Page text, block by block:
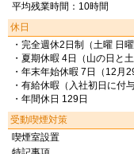
平均残業時間：10時間
休日
・完全週休2日制（土曜 日曜
・夏期休暇 4日（山の日と
・年末年始休暇 7日（12月
・有給休暇（入社初日に
・年間休日 129日
受動喫煙対策
喫煙室設置